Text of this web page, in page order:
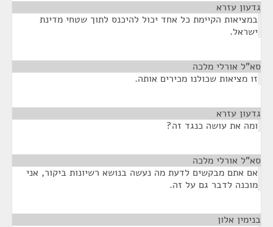
גדעון עזרא
במציאות הקיימת כל אחד יכול להיכנס לתוך שטחי מדינת
ישראל.
סא”ל אורלי מלכה
זו מציאות שכולנו מכירים אותה.
גדעון עזרא
ומה את עושה כנגד זה?
סא”ל אורלי מלכה
אם אתם מבקשים לדעת מה נעשה בנושא רשיונות ביקור, אני
מוכנה לדבר גם על זה.
בנימין אלון